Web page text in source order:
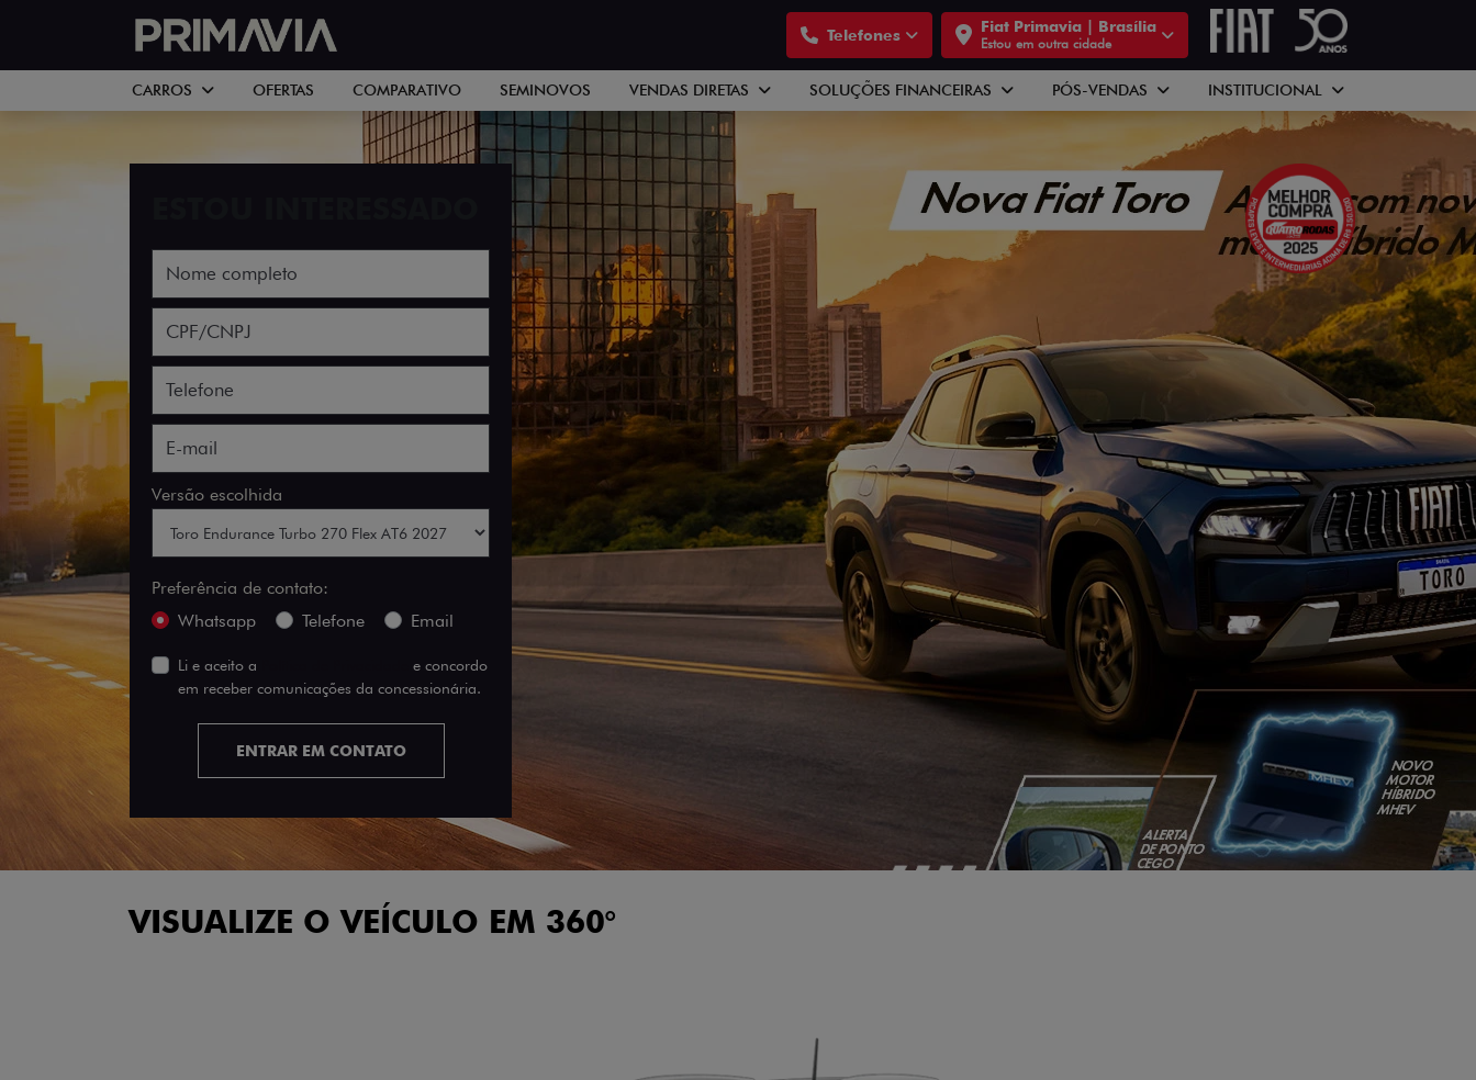
Fiat Primavia | Brasília
Estou em outra cidade
Telefones
CARROS OFERTAS COMPARATIVO SEMINOVOS VENDAS DIRETAS SOLUÇÕES FINANCEIRAS PÓS-VENDAS INSTITUCIONAL
Versão escolhida
Preferência de contato:
Whatsapp
Telefone Email
Li e aceito a
e concordo
em receber comunicações da concessionária.
ENTRAR EM CONTATO
VISUALIZE O VEÍCULO EM 360°